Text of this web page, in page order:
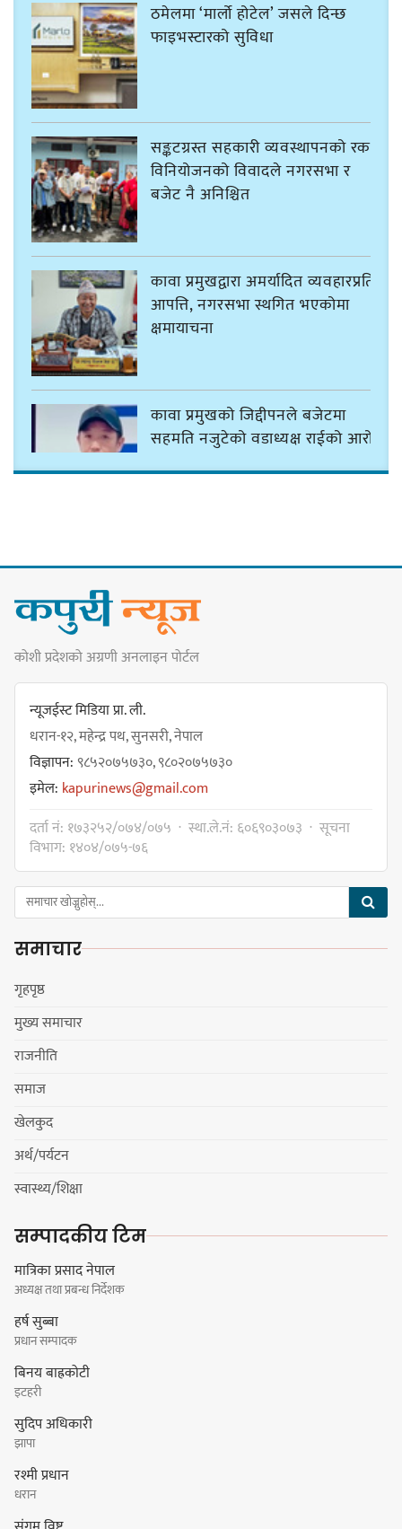
ठमेलमा ‘मार्लो होटेल’ जसले दिन्छ
फाइभस्टारको सुविधा
सङ्कटग्रस्त सहकारी व्यवस्थापनको रकम
विनियोजनको विवादले नगरसभा र
बजेट नै अनिश्चित
कावा प्रमुखद्वारा अमर्यादित व्यवहारप्रति
आपत्ति, नगरसभा स्थगित भएकोमा
क्षमायाचना
कावा प्रमुखको जिद्दीपनले बजेटमा
सहमति नजुटेको वडाध्यक्ष राईको आरोप
सन्धिका लागि विशेष समिति गठन गर्न
प्रधानमन्त्रीसँग आग्रह : कुमार लिङ्देन
कार्यवाहक प्रमुख बेघालाई अश्लील शब्द
नगरसभा रोकियो
प्रदेश अधिकार विहीन भएकोले सरकार
फेरबदल गर्न दलहरूलाई अस्थिरताको
सङ्खुवासभामा सिलिचोङ स्वास्थ्य
कोशी प्रदेशको अग्रणी अनलाइन पोर्टल
न्यूजईस्ट मिडिया प्रा. ली.
धरान-१२, महेन्द्र पथ, सुनसरी, नेपाल
विज्ञापन:९८५२०७५७३०, ९८०२०७५७३०
इमेल: kapurinews@gmail.com
दर्ता नं: १७३२५२/०७४/०७५ · स्था.ले.नं: ६०६९०३०७३ · सूचना
विभाग: १४०४/०७५-७६
समाचार
गृहपृष्ठ
मुख्य समाचार
राजनीति
समाज
खेलकुद
अर्थ/पर्यटन
स्वास्थ्य/शिक्षा
सम्पादकीय टिम
मात्रिका प्रसाद नेपाल
अध्यक्ष तथा प्रबन्ध निर्देशक
हर्ष सुब्बा
प्रधान सम्पादक
बिनय बाह्रकोटी
इटहरी
सुदिप अधिकारी
झापा
रश्मी प्रधान
धरान